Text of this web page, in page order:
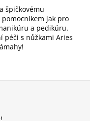
špičkovému
jak pro
a pedikúru.
péči s nůžkami Aries